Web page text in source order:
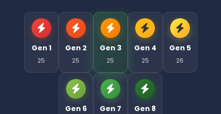
Gen 1
25
Gen 2
25
Gen 3
25
Gen 4
25
Gen 5
26
Gen 6 Gen 7 Gen 8